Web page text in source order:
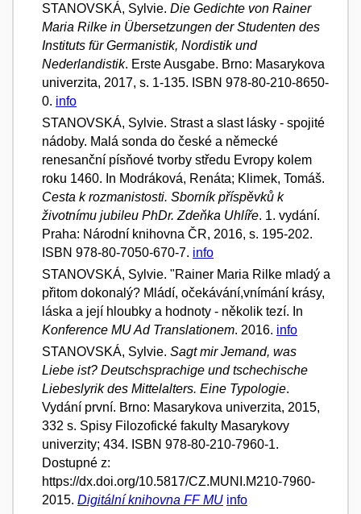
STANOVSKÁ, Sylvie. Die Gedichte von Rainer
Maria Rilke in Übersetzungen der Studenten des
Instituts für Germanistik, Nordistik und
Nederlandistik. Erste Ausgabe. Brno: Masarykova
univerzita, 2017, s. 1-135. ISBN 978-80-210-8650-
0. info
STANOVSKÁ, Sylvie. Strast a slast lásky - spojité
nádoby. Malá sonda do české a německé
renesanční písňové tvorby středu Evropy kolem
roku 1460. In Modráková, Renáta; Klimek, Tomáš.
Cesta k rozmanistosti. Sborník příspěvků k
životnímu jubileu PhDr. Zdeňka Uhlíře. 1. vydání.
Praha: Národní knihovna ČR, 2016, s. 195-202.
ISBN 978-80-7050-670-7. info
STANOVSKÁ, Sylvie. "Rainer Maria Rilke mladý a
přitom dokonalý? Mládí, očekávání,vnímání krásy,
láska a její hloubky a hodnoty - několik tezí. In
Konference MU Ad Translationem. 2016. info
STANOVSKÁ, Sylvie. Sagt mir Jemand, was
Liebe ist? Deutschsprachige und tschechische
Liebeslyrik des Mittelalters. Eine Typologie.
Vydání první. Brno: Masarykova univerzita, 2015,
332 s. Spisy Filozofické fakulty Masarykovy
univerzity; 434. ISBN 978-80-210-7960-1.
Dostupné z:
https://dx.doi.org/10.5817/CZ.MUNI.M210-7960-
2015. Digitální knihovna FF MU info